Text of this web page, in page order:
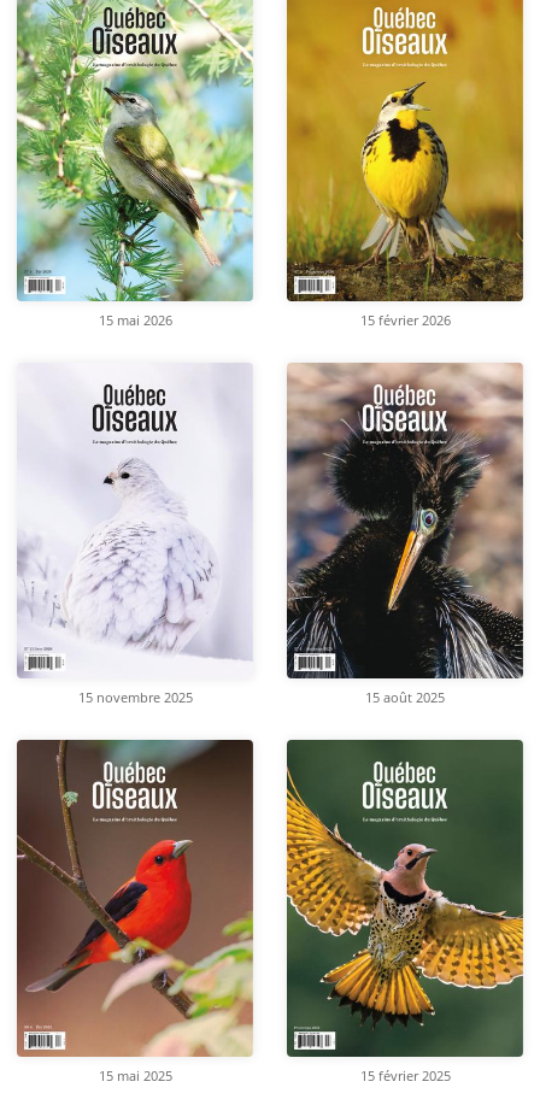
15 mai 2026 15 février 2026
15 novembre 2025 15 août 2025
15 mai 2025 15 février 2025